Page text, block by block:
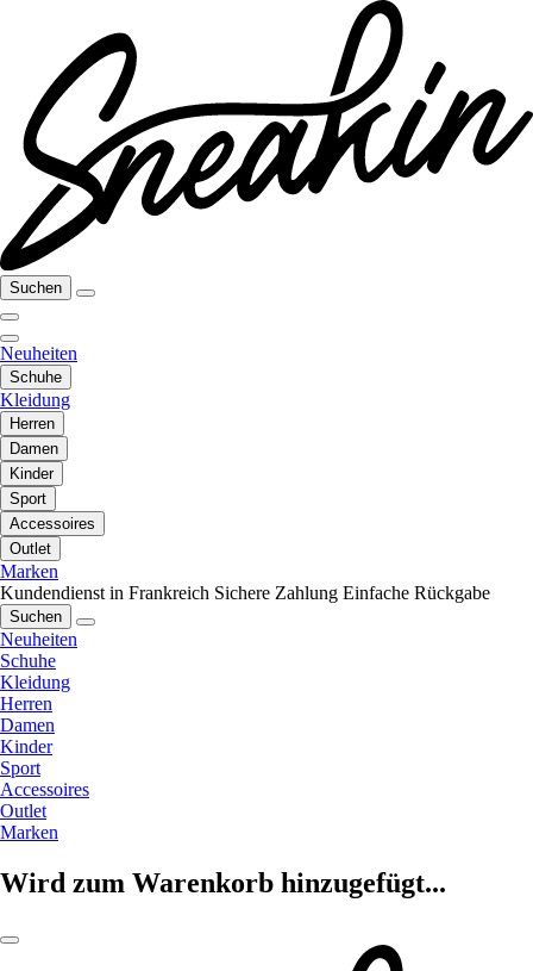
Suchen
Neuheiten
Schuhe
Kleidung
Herren
Damen
Kinder
Sport
Accessoires
Outlet
Marken
Kundendienst in Frankreich Sichere Zahlung Einfache Rückgabe
Suchen
Neuheiten
Schuhe
Kleidung
Herren
Damen
Kinder
Sport
Accessoires
Outlet
Marken
Wird zum Warenkorb hinzugefügt...